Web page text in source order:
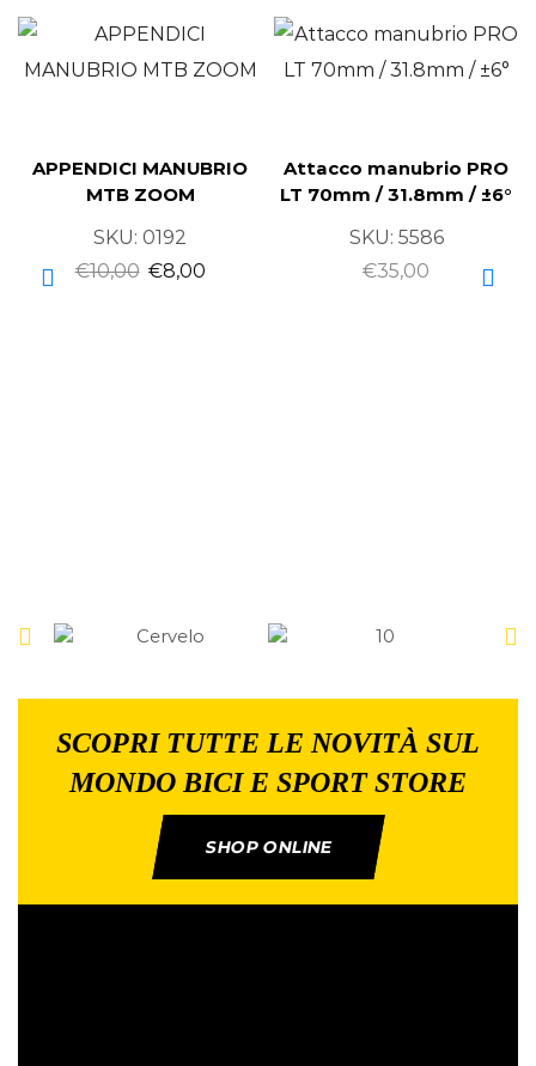
APPENDICI MANUBRIO
MTB ZOOM
SKU: 0192
€10,00 €8,00
Attacco manubrio PRO
LT 70mm / 31.8mm / ±6°
SKU: 5586
€35,00
SCOPRI TUTTE LE NOVITÀ SUL
MONDO BICI E SPORT STORE
SHOP ONLINE